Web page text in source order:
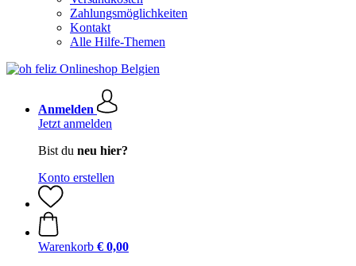
Zahlungsmöglichkeiten
Kontakt
Alle Hilfe-Themen
Anmelden
Jetzt anmelden
Bist du neu hier?
Konto erstellen
Warenkorb € 0,00